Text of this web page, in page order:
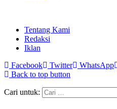
Tentang Kami
Redaksi
Iklan
Facebook
Twitter WhatsApp
Back to top button
Cari untuk: